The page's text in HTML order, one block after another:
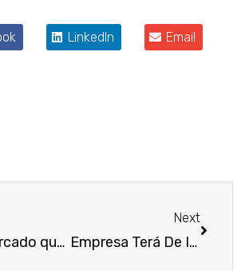
LinkedIn Email
Supermercado que desrespeitou piso salarial é condenado a pagar diferenças de seguro-desemprego
Next
Empresa Terá De Indenizar Supervisor Responsabilizado Por Extravio De Máquinas